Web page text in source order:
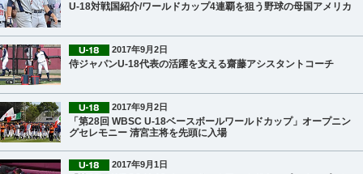
U-18対戦国紹介/ワールドカップ4連覇を狙う野球の母国アメリカ
2017年9月2日
侍ジャパンU-18代表の活躍を支える齋藤アシスタントコーチ
2017年9月2日
「第28回 WBSC U-18ベースボールワールドカップ」オープニン
グセレモニー 清宮主将を先頭に入場
2017年9月1日